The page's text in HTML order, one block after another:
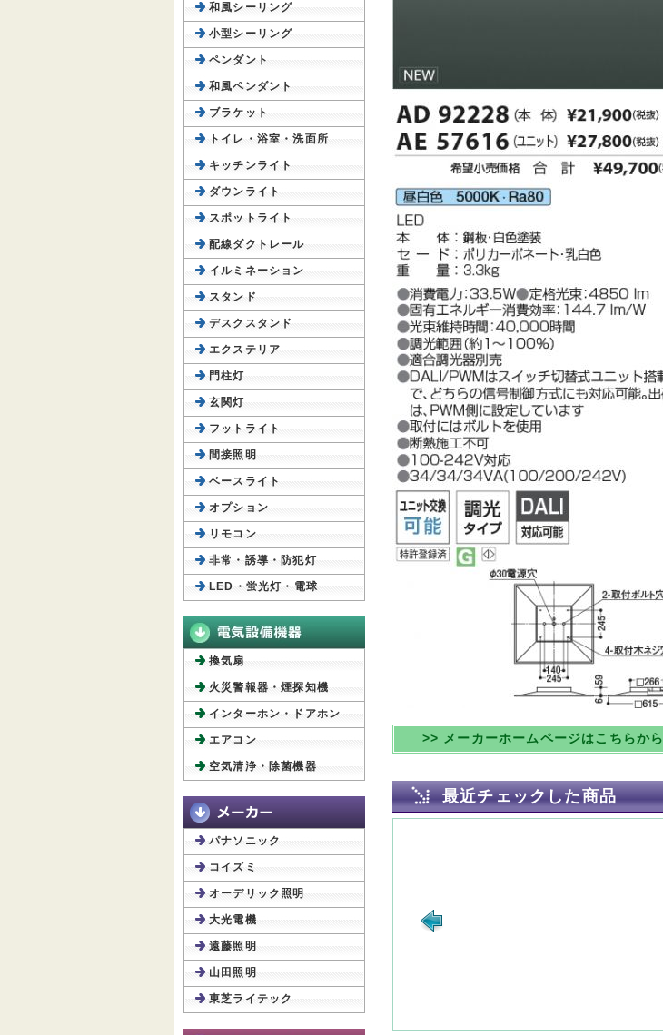
>> メーカーホームページはこちらから
最近チェックした商品
和風シーリング
小型シーリング
ペンダント
和風ペンダント
ブラケット
トイレ・浴室・洗面所
キッチンライト
ダウンライト
スポットライト
配線ダクトレール
イルミネーション
スタンド
デスクスタンド
エクステリア
門柱灯
玄関灯
フットライト
間接照明
ベースライト
オプション
リモコン
非常・誘導・防犯灯
LED・蛍光灯・電球
換気扇
火災警報器・煙探知機
インターホン・ドアホン
エアコン
空気清浄・除菌機器
パナソニック
コイズミ
オーデリック照明
大光電機
遠藤照明
山田照明
東芝ライテック